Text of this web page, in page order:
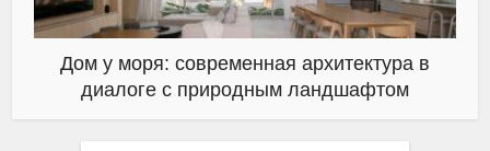
Дом у моря: современная архитектура в
диалоге с природным ландшафтом